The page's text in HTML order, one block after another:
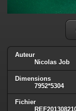
Auteur
Nicolas Job
Dimensions
7952*5304
Fichier